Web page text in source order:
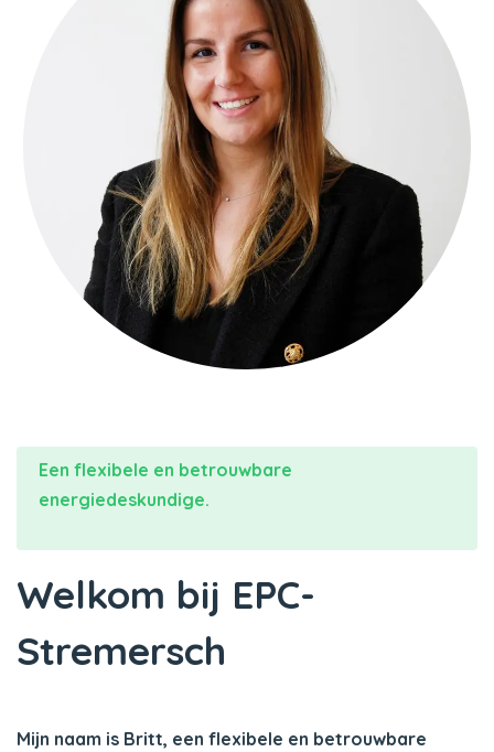
Een flexibele en betrouwbare
energiedeskundige.
Welkom bij EPC-
Stremersch
Mijn naam is Britt, een flexibele en betrouwbare